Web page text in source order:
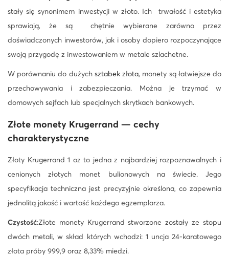
stały się synonimem inwestycji w złoto. Ich trwałość i estetyka
sprawiają, że są chętnie wybierane zarówno przez
doświadczonych inwestorów, jak i osoby dopiero rozpoczynające
swoją przygodę z inwestowaniem w metale szlachetne.
W porównaniu do dużych sztabek złota, monety są łatwiejsze do
przechowywania i zabezpieczania. Można je trzymać w
domowych sejfach lub specjalnych skrytkach bankowych.
Złote monety Krugerrand — cechy
charakterystyczne
Złoty Krugerrand 1 oz to jedna z najbardziej rozpoznawalnych i
cenionych złotych monet bulionowych na świecie. Jego
specyfikacja techniczna jest precyzyjnie określona, co zapewnia
jednolitą jakość i wartość każdego egzemplarza.
Czystość:Złote monety Krugerrand stworzone zostały ze stopu
dwóch metali, w skład których wchodzi: 1 uncja 24-karatowego
złota próby 999,9 oraz 8,33% miedzi.